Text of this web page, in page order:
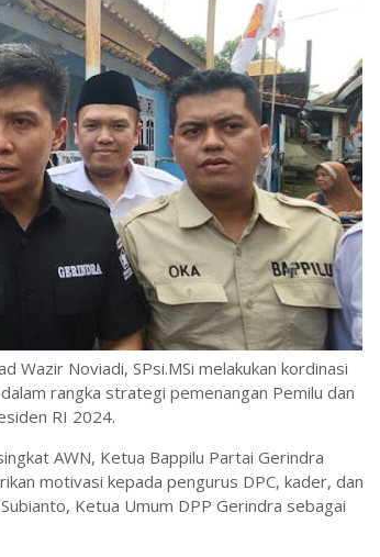
Wazir Noviadi, SPsi.MSi melakukan kordinasi
rangka strategi pemenangan Pemilu dan
RI 2024.
AWN, Ketua Bappilu Partai Gerindra
motivasi kepada pengurus DPC, kader, dan
Ketua Umum DPP Gerindra sebagai